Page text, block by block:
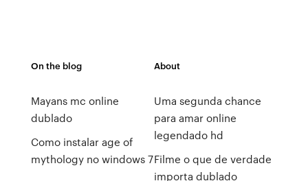
On the blog
Mayans mc online
dublado
Como instalar age of
mythology no windows 7
About
Uma segunda chance
para amar online
legendado hd
Filme o que de verdade
importa dublado